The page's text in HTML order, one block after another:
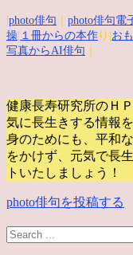
photo俳句 photo俳句電
操 １冊からの本作 り| お
写真からAI俳句
健康長寿研究所のＨ
気に長生きする情報
身のためにも、平和
をかけず、元気で長
トいたしましょう！
photo俳句を投稿する